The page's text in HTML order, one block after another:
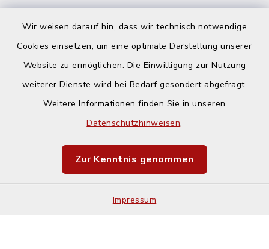
Wir weisen darauf hin, dass wir technisch notwendige
Cookies einsetzen, um eine optimale Darstellung unserer
Website zu ermöglichen. Die Einwilligung zur Nutzung
weiterer Dienste wird bei Bedarf gesondert abgefragt.
Weitere Informationen finden Sie in unseren
Datenschutzhinweisen.
Zur Kenntnis genommen
Impressum
Barrierefreiheit
Impressum
Sitemap